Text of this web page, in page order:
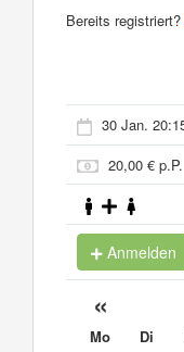
Bereits registriert?
30 Jan.
20,00 € p.P.
Anmelden
«
Mo Di